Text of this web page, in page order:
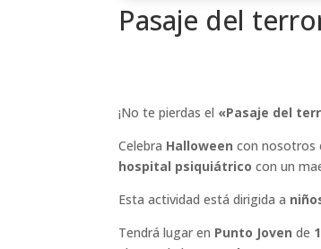
Pasaje del
¡No te pierdas el «Pasaje del
Celebra Halloween con nosotros
hospital psiquiátrico con un
Esta actividad está dirigida a
Tendrá lugar en Punto Joven de